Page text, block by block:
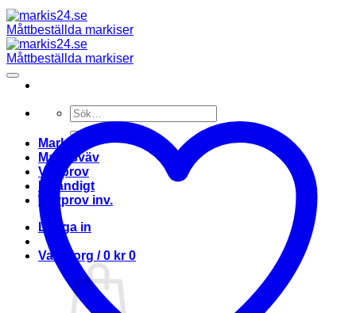
Sök
efter:
Markis
Markisväv
Vävprov
Invändigt
Vävprov inv.
Logga in
Varukorg /0 kr 0